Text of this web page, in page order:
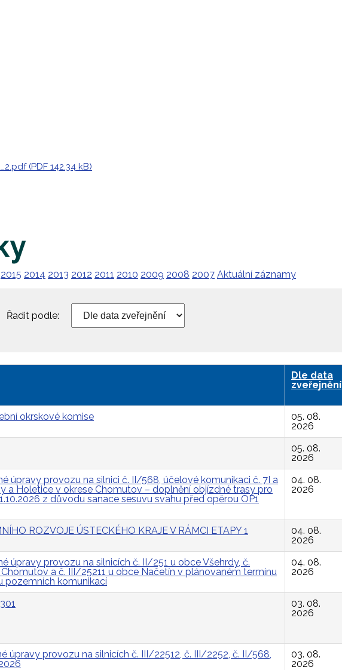
(PDF 142.34 kB)
2015 2014 2013 2012 2011 2010 2009 2008 2007 Aktuální záznamy
Řadit podle:
Dle data
zveřejnění
okrskové komise
05. 08.
2026
05. 08.
2026
úpravy provozu na silnici č. II/568, účelové komunikaci č. 7I a
a Holetice v okrese Chomutov – doplnění objízdné trasy pro
z důvodu sanace sesuvu svahu před opěrou OP1
04. 08.
2026
ROZVOJE ÚSTECKÉHO KRAJE V RÁMCI ETAPY 1
04. 08.
2026
úpravy provozu na silnicích č. II/251 u obce Všehrdy, č.
a č. III/25211 u obce Načetín v plánovaném termínu
pozemních komunikací
04. 08.
2026
03. 08.
2026
úpravy provozu na silnicích č. III/22512, č. III/2252, č. II/568,
03. 08.
2026